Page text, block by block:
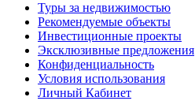
Туры за недвижимостью
Рекомендуемые объекты
Инвестиционные проекты
Эксклюзивные предложения
Конфиденциальность
Условия использования
Личный Кабинет